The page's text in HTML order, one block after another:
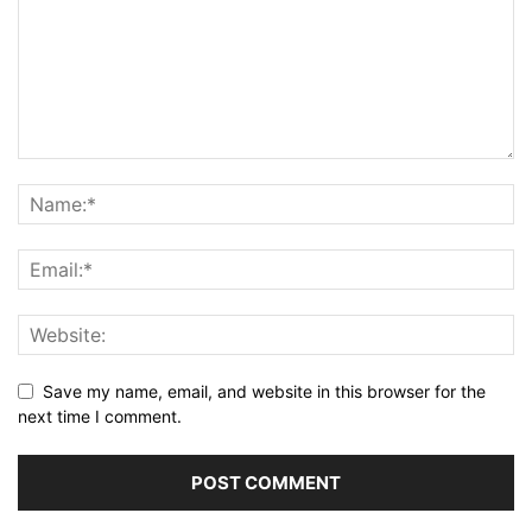
Save my name, email, and website in this browser for the
next time I comment.